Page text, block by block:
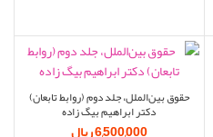
حقوق بین‌الملل، جلد دوم (روابط تابعان)
دکتر ابراهیم بیگ زاده
6,500,000ریال